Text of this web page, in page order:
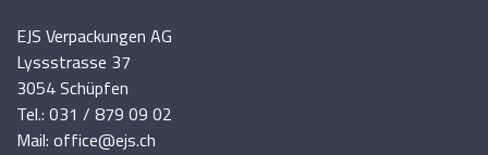
EJS Verpackungen AG
Lyssstrasse 37
3054 Schüpfen
Tel.: 031 / 879 09 02
Mail: office@ejs.ch